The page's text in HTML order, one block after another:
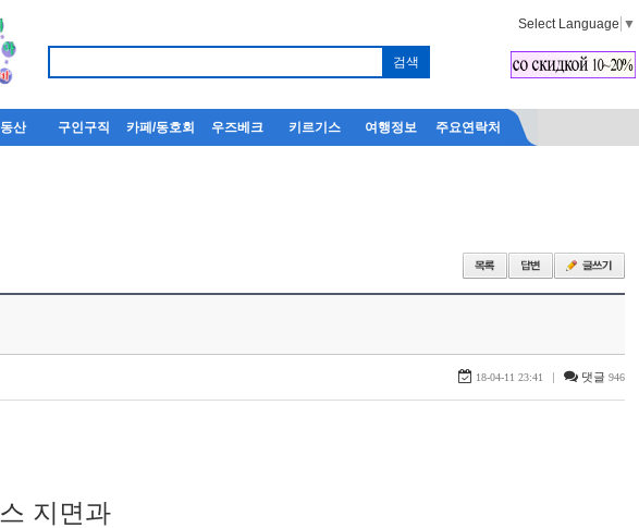
Select Language ▼
산 구인구직 카페/동호회 우즈베크 키르기스 여행정보 주요연락처
18-04-11 23:41 | 댓글 946
지면과